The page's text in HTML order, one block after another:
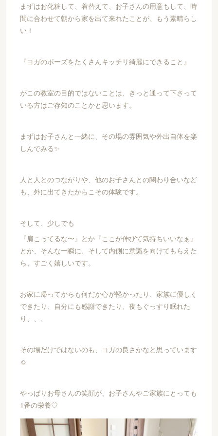
まずはお化粧して、着替えて、お子さんの用意もして、時
間に合わせて朝から家を出て来れたことが、もう素晴らし
い！
『ヨガのポーズをたくさんキッチリ綺麗にできること』
がこの教室の目的ではないことは、きっと通って下さって
いる方はご存知のことかと思います。
まずはお子さんと一緒に、その場の雰囲気や外出自体を楽
しんでみる✨
人と人とのつながりや、他のお子さんとの関わり合いなど
も、外に出てきたからこその体験です。
そして、少しでも
『肩こってるな〜』とか『ここが伸びて気持ちいいなぁ』
とか、そんな一瞬に、そして内側に意識を向けてもらえた
ら、すごく嬉しいです。
お家に帰ってからも何だか心が軽かったり、家族に優しく
できたり、自分にも感謝できたり、夜もぐっすり眠れた
り、、、
その場だけではないのも、ヨガの良さかなと思っています
☺️
やっぱりお母さんの笑顔が、お子さんやご家族にとっても
1番の栄養♡